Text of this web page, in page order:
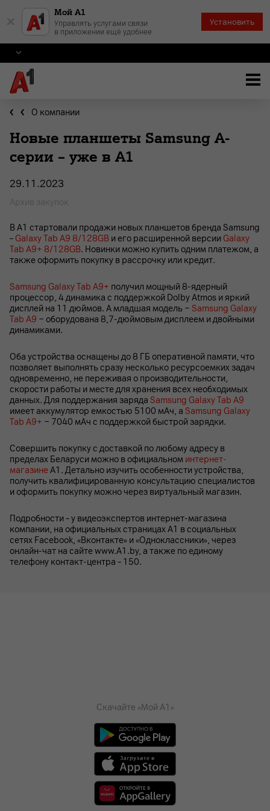
Мой А1
Управлять услугами связи
в приложении ещё удобнее
Установить
О компании
Новые планшеты Samsung A-
серии – уже в А1
29.11.2023
В А1 стартовали продажи новых планшетов бренда Samsung
– Galaxy Tab A9 8/128GB и его расширенной версии Galaxy
Tab A9+ 8/128GB. Новинки можно купить одним платежом, а
также оформить покупку в рассрочку или кредит.
Samsung Galaxy Tab A9+ получил мощный 8-ядерный
процессор, 4 динамика с поддержкой Dolby Atmos и яркий
дисплей на 11 дюймов. А младшая модель − Samsung Galaxy
Tab A9 − оборудована 8,7-дюймовым дисплеем и двойными
динамиками.
Оба устройства оснащены до 8 ГБ оперативной памяти, что
позволяет выполнять сразу несколько ресурсоемких задач
одновременно, не переживая о производительности,
скорости работы и месте для хранения всех необходимых
данных. Для поддержания заряда Samsung Galaxy Tab A9
имеет аккумулятор емкостью 5100 мАч, а Samsung Galaxy
Tab A9+ − 7040 мАч с поддержкой быстрой зарядки.
Совершить покупку с доставкой по любому адресу в
пределах Беларуси можно в официальном интернет-
магазинеА1. Детально изучить особенности устройства,
получить квалифицированную консультацию специалистов
и оформить покупку можно через виртуальный магазин.
Подробности – у видеоэкспертов интернет-магазина
компании, на официальных страницах A1 в социальных
сетях Facebook, «Вконтакте» и «Одноклассники», через
онлайн-чат на сайте www.A1.by, а также по единому
телефону контакт-центра – 150.
Скачайте «Мой А1»